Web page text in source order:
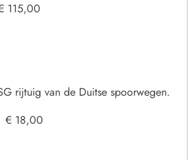
115,00
rijtuig van de Duitse spoorwegen.
€ 18,00